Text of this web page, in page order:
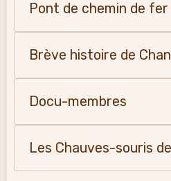
Pont de chemin de
Brève histoire de
Docu-membres
Les Chauves-souris